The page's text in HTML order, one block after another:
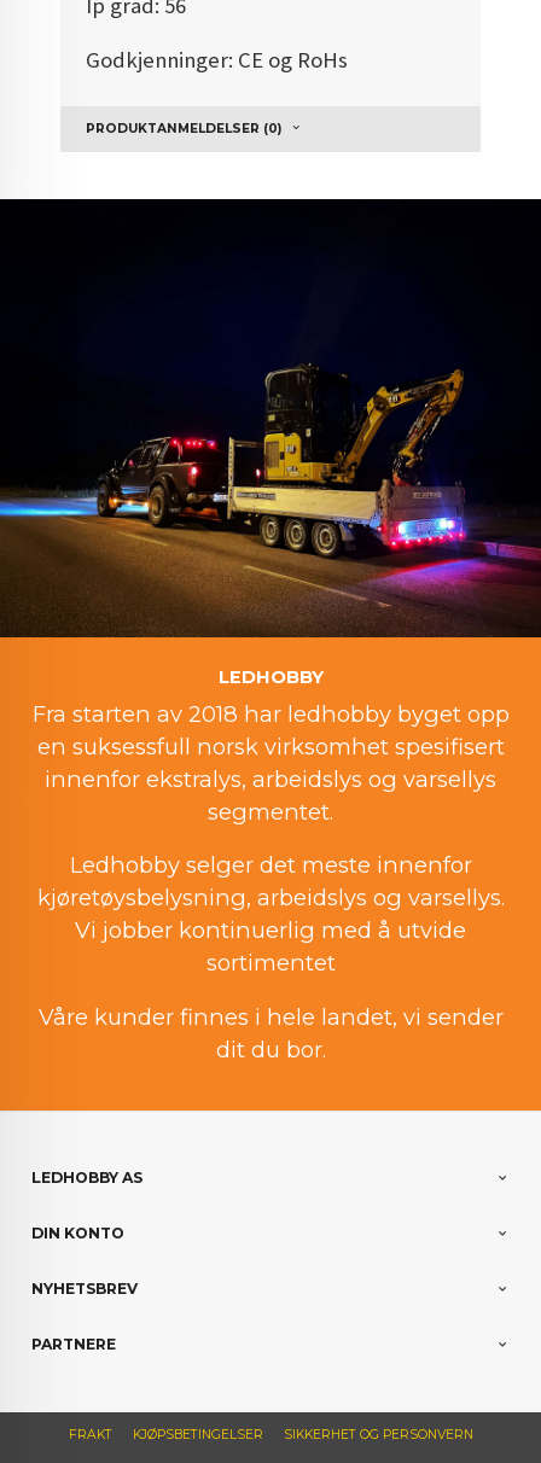
Godkjenninger: CE og RoHs
PRODUKTANMELDELSER (0)
LEDHOBBY
Fra starten av 2018 har ledhobby byget opp
en suksessfull norsk virksomhet spesifisert
innenfor ekstralys, arbeidslys og varsellys
segmentet.
Ledhobby selger det meste innenfor
kjøretøysbelysning, arbeidslys og varsellys.
Vi jobber kontinuerlig med å utvide
sortimentet
Våre kunder finnes i hele landet, vi sender
dit du bor.
LEDHOBBY AS
DIN KONTO
NYHETSBREV
PARTNERE
FRAKT KJØPSBETINGELSER SIKKERHET OG PERSONVERN